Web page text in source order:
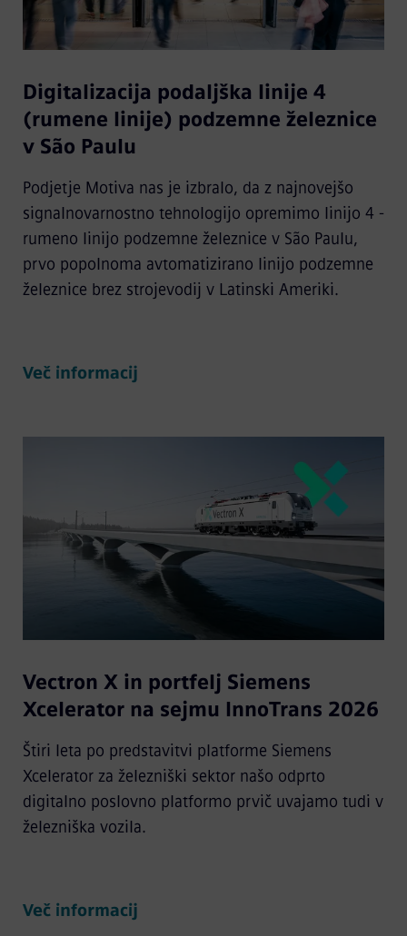
Digitalizacija podaljška linije 4
(rumene linije) podzemne železnice
v São Paulu
Podjetje Motiva nas je izbralo, da z najnovejšo
signalnovarnostno tehnologijo opremimo linijo 4 -
rumeno linijo podzemne železnice v São Paulu,
prvo popolnoma avtomatizirano linijo podzemne
železnice brez strojevodij v Latinski Ameriki.
Več informacij
Vectron X in portfelj Siemens
Xcelerator na sejmu InnoTrans 2026
Štiri leta po predstavitvi platforme Siemens
Xcelerator za železniški sektor našo odprto
digitalno poslovno platformo prvič uvajamo tudi v
železniška vozila.
Več informacij